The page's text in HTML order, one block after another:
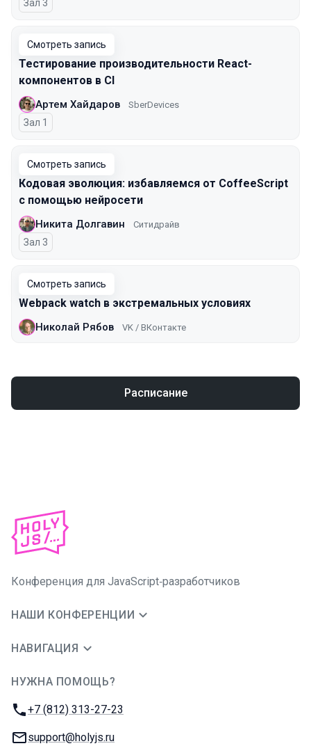
Зал 3
Смотреть запись
Тестирование производительности React-
компонентов в CI
Артем Хайдаров SberDevices
Зал 1
Смотреть запись
Кодовая эволюция: избавляемся от CoffeeScript
с помощью нейросети
Никита Долгавин Ситидрайв
Зал 3
Смотреть запись
Webpack watch в экстремальных условиях
Николай Рябов VK / ВКонтакте
Расписание
Конференция для JavaScript‑разработчиков
НАШИ КОНФЕРЕНЦИИ
НАВИГАЦИЯ
НУЖНА ПОМОЩЬ?
Телефон:
+7 (812) 313-27-23
E-mail:
support@holyjs.ru